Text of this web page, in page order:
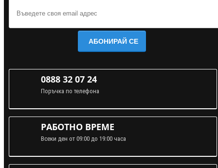
АБОНИРАЙ СЕ
0888 32 07 24
Поръчка по телефона
РАБОТНО ВРЕМЕ
Всеки ден от 09:00 до 19:00 часа